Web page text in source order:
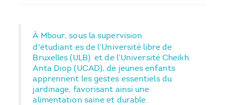
À Mbour, sous la supervision
d'étudiant·es de l’Université libre de
Bruxelles (ULB) et de l’Université Cheikh
Anta Diop (UCAD), de jeunes enfants
apprennent les gestes essentiels du
jardinage, favorisant ainsi une
alimentation saine et durable.